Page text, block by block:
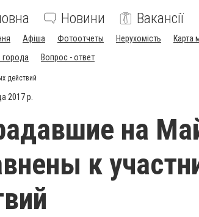
Новини Вакансії
Афіша Фотоотчеты Нерухомість Карта
города
Вопрос - ответ
действий
2017 р.
на
к